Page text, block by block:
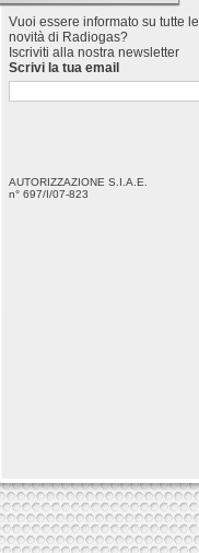
Vuoi essere informato su tutte le
novità di Radiogas?
Iscriviti alla nostra newsletter
Scrivi la tua email
AUTORIZZAZIONE S.I.A.E.
n° 697/I/07-823